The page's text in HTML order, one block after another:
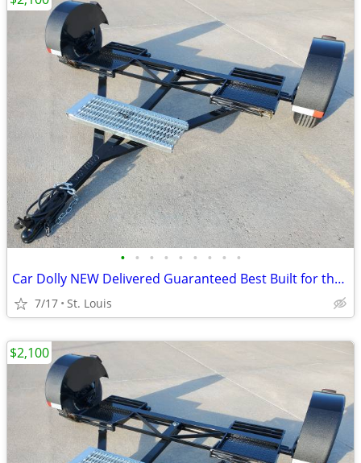
• • • • • • • • •
Car Dolly NEW Delivered Guaranteed Best Built for the Money in U.S.!
7/17 St. Louis
$2,100